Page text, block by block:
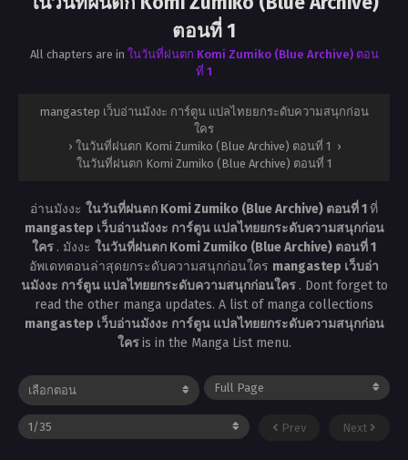
ตอนที่ 1
All chapters are in ในวันที่ฝนตก Komi Zumiko (Blue Archive) ตอน
ที่ 1
mangastep เว็บอ่านมังงะ การ์ตูน แปลไทยยกระดับความสนุกก่อน
ใคร
› ในวันที่ฝนตก Komi Zumiko (Blue Archive) ตอนที่ 1 ›
ในวันที่ฝนตก Komi Zumiko (Blue Archive) ตอนที่ 1
อ่านมังงะ ในวันที่ฝนตก Komi Zumiko (Blue Archive) ตอนที่ 1ที่
mangastep เว็บอ่านมังงะ การ์ตูน แปลไทยยกระดับความสนุกก่อน
ใคร . มังงะ ในวันที่ฝนตก Komi Zumiko (Blue Archive) ตอนที่ 1
อัพเดทตอนล่าสุดยกระดับความสนุกก่อนใคร mangastep เว็บอ่า
นมังงะ การ์ตูน แปลไทยยกระดับความสนุกก่อนใคร . Dont forget to
read the other manga updates. A list of manga collections
mangastep เว็บอ่านมังงะ การ์ตูน แปลไทยยกระดับความสนุกก่อน
ใครis in the Manga List menu.
Prev Next